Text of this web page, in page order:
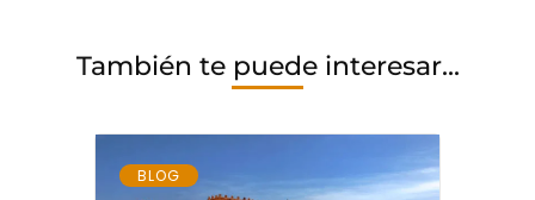
También te puede interesar...
BLOG